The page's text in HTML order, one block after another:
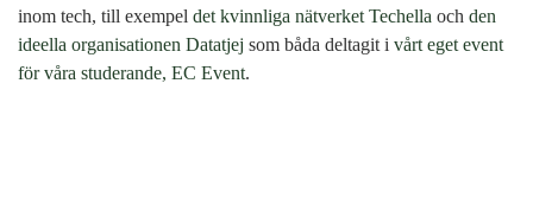
inom tech, till exempel det kvinnliga nätverket Techella och den
ideella organisationen Datatjej som båda deltagit i vårt eget event
för våra studerande, EC Event.